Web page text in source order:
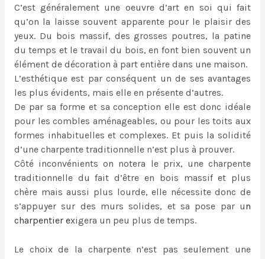
C’est généralement une oeuvre d’art en soi qui fait
qu’on la laisse souvent apparente pour le plaisir des
yeux. Du bois massif, des grosses poutres, la patine
du temps et le travail du bois, en font bien souvent un
élément de décoration à part entière dans une maison.
L’esthétique est par conséquent un de ses avantages
les plus évidents, mais elle en présente d’autres.
De par sa forme et sa conception elle est donc idéale
pour les combles aménageables, ou pour les toits aux
formes inhabituelles et complexes. Et puis la solidité
d’une charpente traditionnelle n’est plus à prouver.
Côté inconvénients on notera le prix, une charpente
traditionnelle du fait d’être en bois massif et plus
chère mais aussi plus lourde, elle nécessite donc de
s’appuyer sur des murs solides, et sa pose par un
charpentier exigera un peu plus de temps.
Le choix de la charpente n’est pas seulement une